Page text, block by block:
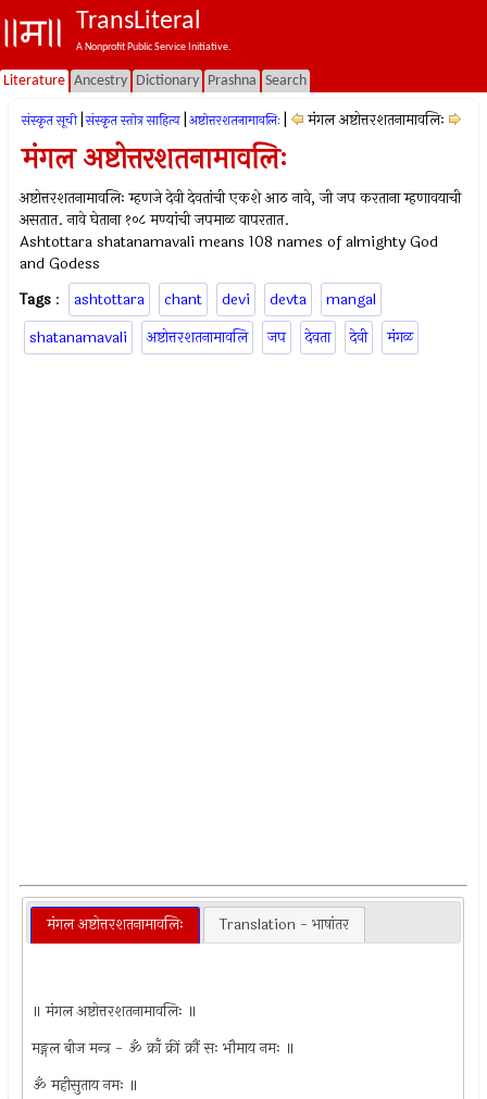
TransLiteral
A Nonprofit Public Service Initiative.
Literature Ancestry Dictionary Prashna Search
संस्कृत सूची संस्कृत स्तोत्र साहित्य अष्टोत्तरशतनामावलिः मंगल अष्टोत्तरशतनामावलिः
मंगल अष्टोत्तरशतनामावलिः
अष्टोत्तरशतनामावलिः म्हणजे देवी देवतांची एकशे आठ नावे, जी जप करताना म्हणावयाची
असतात. नावे घेताना १०८ मण्यांची जपमाळ वापरतात.
Ashtottara shatanamavali means 108 names of almighty God
and Godess
Tags : ashtottara chant devi devta
mangal
shatanamavali
अष्टोत्तरशतनामावलि जप देवता देवी मंगळ
मंगल अष्टोत्तरशतनामावलिः Translation - भाषांतर
॥ मंगल अष्टोत्तरशतनामावलिः ॥
मङ्गल बीज मन्त्र - ॐ क्राँ क्रीं क्रौं सः भौमाय नमः ॥
ॐ महीसुताय नमः ॥